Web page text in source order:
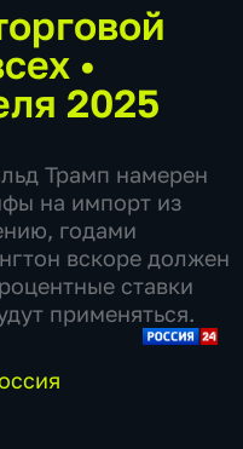
•
2025
Трамп намерен
на импорт из
годами
вскоре должен
ставки
применяться.